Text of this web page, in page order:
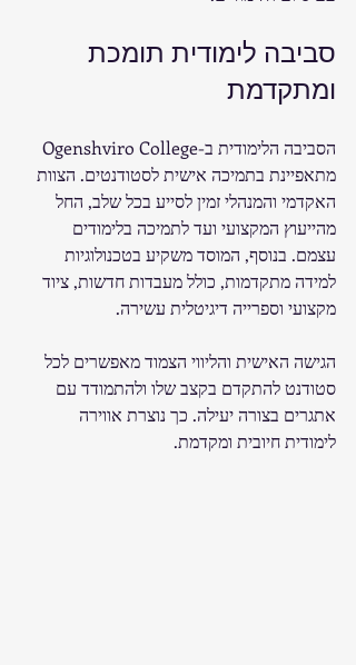
סביבה לימודית תומכת
ומתקדמת
מתאפיינת בתמיכה אישית לסטודנטים. הצוות
האקדמי והמנהלי זמין לסייע בכל שלב, החל
מהייעוץ המקצועי ועד לתמיכה בלימודים
עצמם. בנוסף, המוסד משקיע בטכנולוגיות
למידה מתקדמות, כולל מעבדות חדשות, ציוד
מקצועי וספרייה דיגיטלית עשירה.
הגישה האישית והליווי הצמוד מאפשרים לכל
סטודנט להתקדם בקצב שלו ולהתמודד עם
אתגרים בצורה יעילה. כך נוצרת אווירה
לימודית חיובית ומקדמת.